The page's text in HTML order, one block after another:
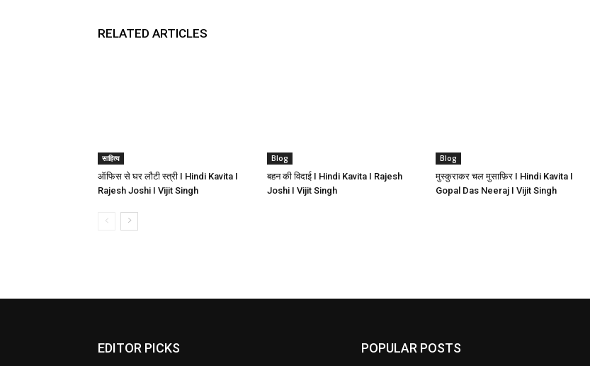
RELATED ARTICLES
साहित्य
ऑफिस से घर लौटी स्त्री I Hindi Kavita I
Rajesh Joshi I Vijit Singh
Blog
बहन की विदाई I Hindi Kavita I Rajesh
Joshi I Vijit Singh
Blog
मुस्कुराकर चल मुसाफ़िर I Hindi Kavita I
Gopal Das Neeraj I Vijit Singh
EDITOR PICKS POPULAR POSTS